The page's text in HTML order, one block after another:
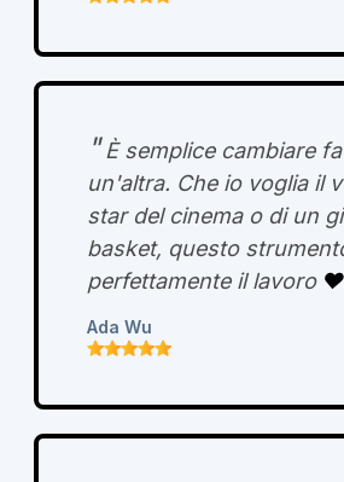
" È semplice cambiare
un'altra. Che io voglia il
star del cinema o di un
basket, questo
perfettamente il lavoro
Ada Wu